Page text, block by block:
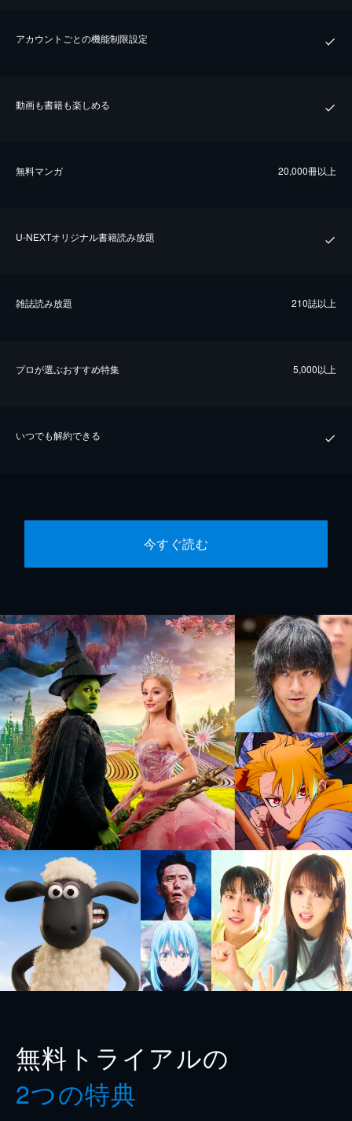
アカウントごとの機能制限設定
動画も書籍も楽しめる
無料マンガ 20,000冊以上
U-NEXTオリジナル書籍読み放題
雑誌読み放題 210誌以上
プロが選ぶおすすめ特集 5,000以上
いつでも解約できる
今すぐ読む
無料トライアルの
2つの特典